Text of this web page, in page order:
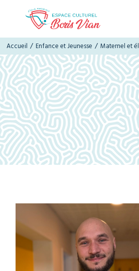
Accueil / Enfance et Jeunesse / Maternel et